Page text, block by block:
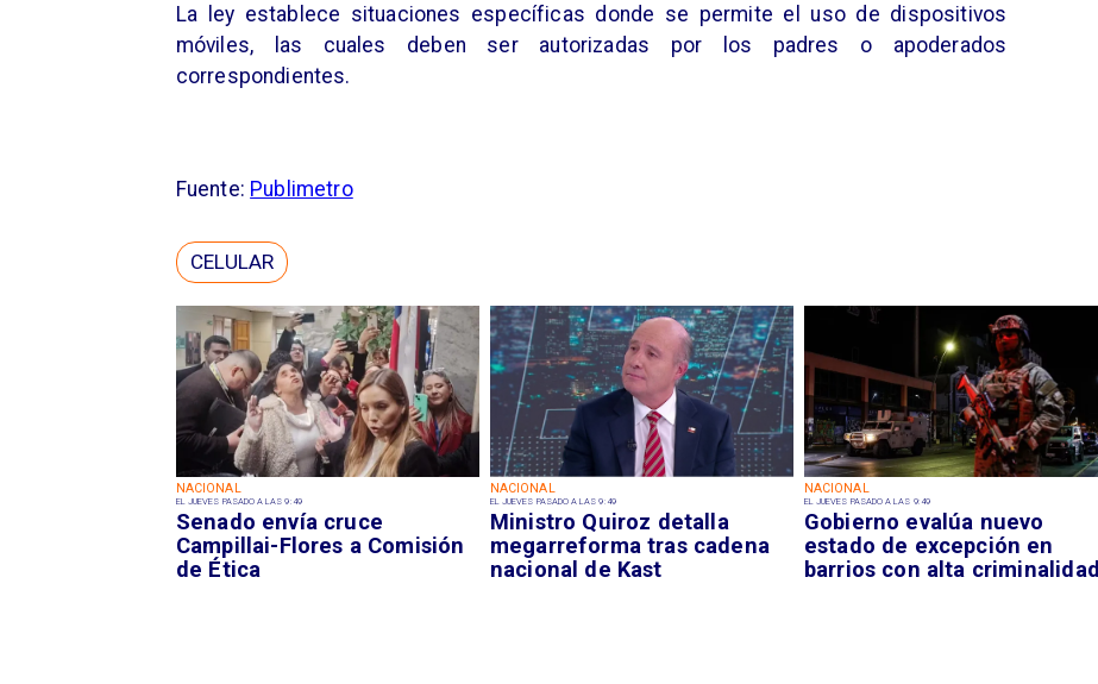
NACIONAL
EL JUEVES PASADO A LAS 9:49
Senado envía cruce
Campillai-Flores a Comisión
de Ética
NACIONAL
EL JUEVES PASADO A LAS 9:49
Ministro Quiroz detalla
megarreforma tras cadena
nacional de Kast
NACIONAL
EL JUEVES PASADO A LAS 9:49
Gobierno evalúa nuevo
estado de excepción en
barrios con alta criminalidad
La ley establece situaciones específicas donde se permite el uso de dispositivos
móviles, las cuales deben ser autorizadas por los padres o apoderados
correspondientes.
Fuente: Publimetro
CELULAR